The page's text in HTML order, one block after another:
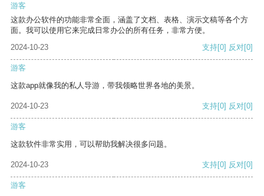
游客
这款办公软件的功能非常全面，涵盖了文档、表格、演示文稿等各个方
面。我可以使用它来完成日常办公的所有任务，非常方便。
2024-10-23
支持[0] 反对[0]
游客
这款app就像我的私人导游，带我领略世界各地的美景。
2024-10-23 支持[0] 反对[0]
游客
这款软件非常实用，可以帮助我解决很多问题。
2024-10-23 支持[0] 反对[0]
游客